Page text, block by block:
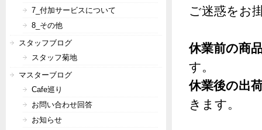
ご迷惑をお
休業前の商
す。
休業後の出
きます。
7_付加サービスについて
8_その他
スタッフブログ
スタッフ菊地
マスターブログ
Cafe巡り
お問い合わせ回答
お知らせ